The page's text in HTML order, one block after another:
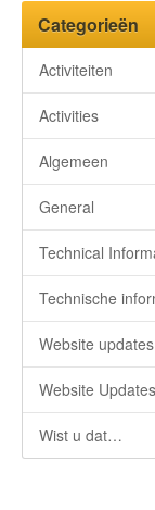
Categorieën
Activiteiten
Activities
Algemeen
General
Technical
Technische
Website updates
Website
Wist u dat…